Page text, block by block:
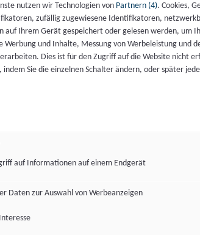
nutzen wir Technologien von Partnern (4). Cookies,
zufällig zugewiesene Identifikatoren,
auf Ihrem Gerät gespeichert oder gelesen werden, um
Werbung und Inhalte, Messung von Werbeleistung und
Dies ist für den Zugriff auf die Website nicht
indem Sie die einzelnen Schalter ändern, oder später
auf Informationen auf einem Endgerät
Daten zur Auswahl von Werbeanzeigen